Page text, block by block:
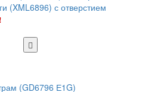
(XML6896) с отверстием